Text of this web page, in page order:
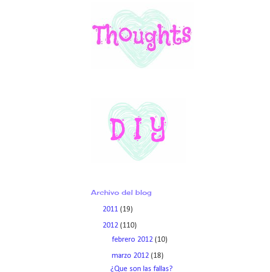
Archivo del blog
2011 (19)
2012 (110)
►febrero 2012(10)
▼marzo 2012(18)
¿Que son las fallas?